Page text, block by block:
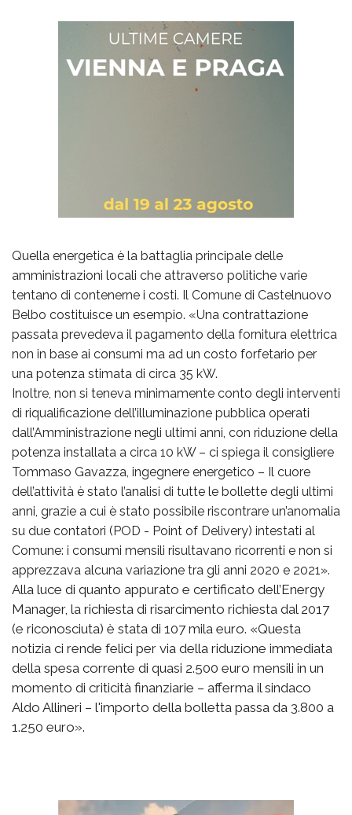
Quella energetica è la battaglia principale delle
amministrazioni locali che attraverso politiche varie
tentano di contenerne i costi. Il Comune di Castelnuovo
Belbo costituisce un esempio. «Una contrattazione
passata prevedeva il pagamento della fornitura elettrica
non in base ai consumi ma ad un costo forfetario per
una potenza stimata di circa 35 kW.
Inoltre, non si teneva minimamente conto degli interventi
di riqualificazione dell’illuminazione pubblica operati
dall’Amministrazione negli ultimi anni, con riduzione della
potenza installata a circa 10 kW – ci spiega il consigliere
Tommaso Gavazza, ingegnere energetico – Il cuore
dell’attività è stato l’analisi di tutte le bollette degli ultimi
anni, grazie a cui è stato possibile riscontrare un’anomalia
su due contatori (POD - Point of Delivery) intestati al
Comune: i consumi mensili risultavano ricorrenti e non si
apprezzava alcuna variazione tra gli anni 2020 e 2021».
Alla luce di quanto appurato e certificato dell’Energy
Manager, la richiesta di risarcimento richiesta dal 2017
(e riconosciuta) è stata di 107 mila euro. «Questa
notizia ci rende felici per via della riduzione immediata
della spesa corrente di quasi 2.500 euro mensili in un
momento di criticità finanziarie – afferma il sindaco
Aldo Allineri – l'importo della bolletta passa da 3.800 a
1.250 euro».